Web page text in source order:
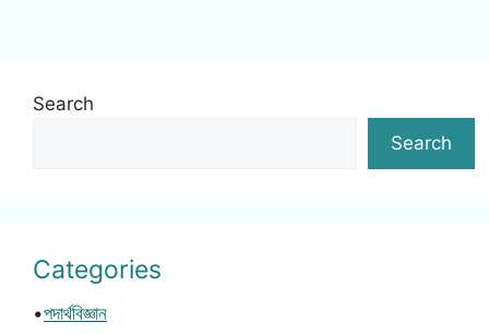
Search
Search
Categories
•পদার্থবিজ্ঞান